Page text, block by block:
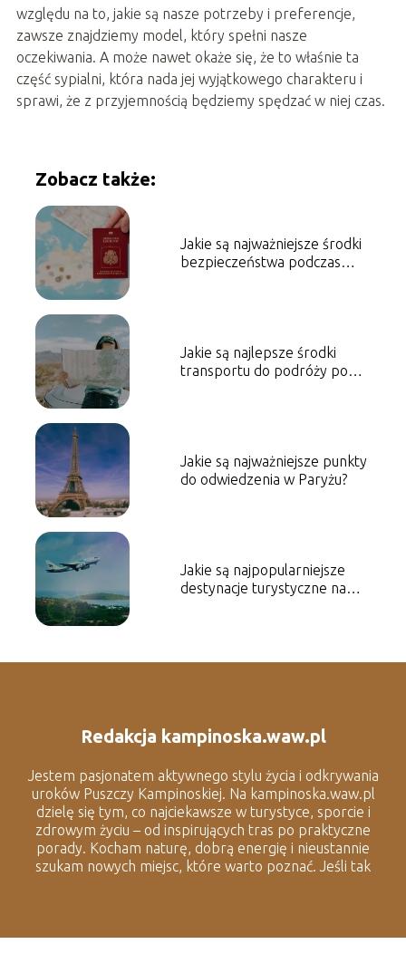
względu na to, jakie są nasze potrzeby i preferencje,
zawsze znajdziemy model, który spełni nasze
oczekiwania. A może nawet okaże się, że to właśnie ta
część sypialni, która nada jej wyjątkowego charakteru i
sprawi, że z przyjemnością będziemy spędzać w niej czas.
Zobacz także:
Jakie są najważniejsze środki
bezpieczeństwa podczas
Jakie są najlepsze środki
transportu do podróży po
Jakie są najważniejsze punkty
do odwiedzenia w Paryżu?
Jakie są najpopularniejsze
destynacje turystyczne na
Redakcja kampinoska.waw.pl
Jestem pasjonatem aktywnego stylu życia i odkrywania
uroków Puszczy Kampinoskiej. Na kampinoska.waw.pl
dzielę się tym, co najciekawsze w turystyce, sporcie i
zdrowym życiu – od inspirujących tras po praktyczne
porady. Kocham naturę, dobrą energię i nieustannie
szukam nowych miejsc, które warto poznać. Jeśli tak